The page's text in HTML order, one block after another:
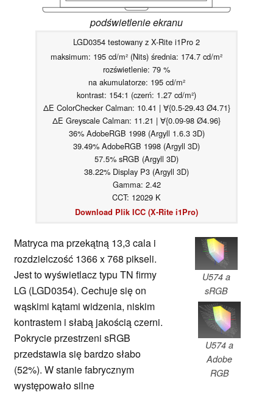
podświetlenie ekranu
LGD0354 testowany z X-Rite i1Pro 2
maksimum: 195 cd/m² (Nits) średnia: 174.7 cd/m²
rozświetlenie: 79 %
na akumulatorze: 195 cd/m²
kontrast: 154:1 (czerń: 1.27 cd/m²)
ΔE ColorChecker Calman: 10.41 | ∀{0.5-29.43 Ø4.71}
ΔE Greyscale Calman: 11.21 | ∀{0.09-98 Ø4.96}
36% AdobeRGB 1998 (Argyll 1.6.3 3D)
39.49% AdobeRGB 1998 (Argyll 3D)
57.5% sRGB (Argyll 3D)
38.22% Display P3 (Argyll 3D)
Gamma: 2.42
CCT: 12029 K
Download Plik ICC (X-Rite i1Pro)
U574 a
sRGB
U574 a
Adobe
RGB
Matryca ma przekątną 13,3 cala i
rozdzielczość 1366 x 768 pikseli.
Jest to wyświetlacz typu TN firmy
LG (LGD0354). Cechuje się on
wąskimi kątami widzenia, niskim
kontrastem i słabą jakością czerni.
Pokrycie przestrzeni sRGB
przedstawia się bardzo słabo
(52%). W stanie fabrycznym
występowało silne